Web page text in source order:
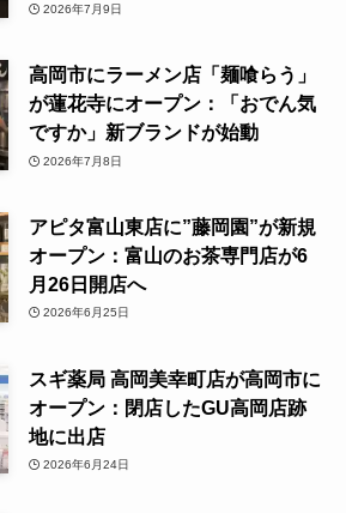
2026年7月9日
高岡市にラーメン店「麺喰らう」
が蓮花寺にオープン：「おでん気
ですか」新ブランドが始動
2026年7月8日
アピタ富山東店に”藤岡園”が新規
オープン：富山のお茶専門店が6
月26日開店へ
2026年6月25日
スギ薬局 高岡美幸町店が高岡市に
オープン：閉店したGU高岡店跡
地に出店
2026年6月24日